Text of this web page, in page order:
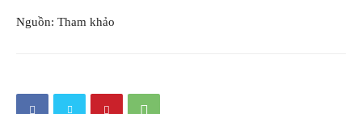
Nguồn: Tham khảo